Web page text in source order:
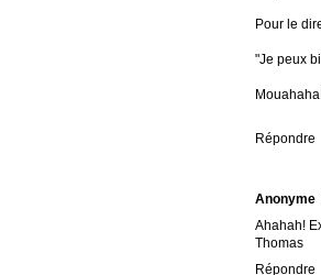
Pour le
"Je peux
Répondre
Anonyme
Ahahah!
Thomas
Répondre